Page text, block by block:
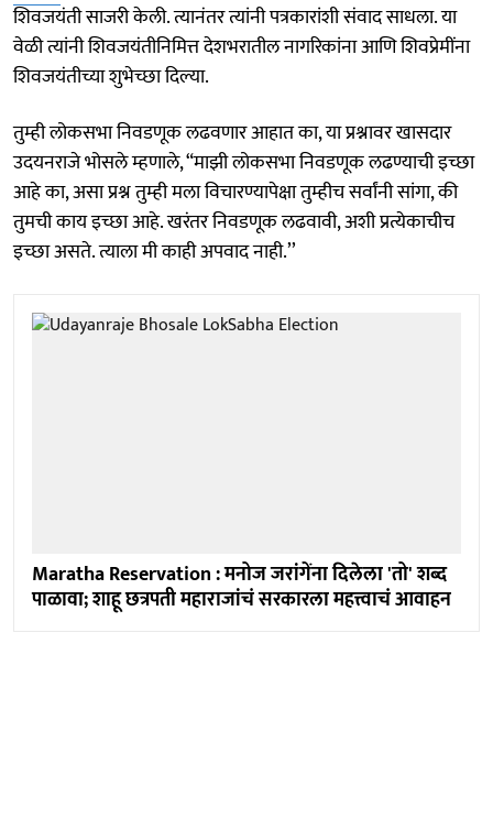
शिवजयंती साजरी केली. त्यानंतर त्यांनी पत्रकारांशी संवाद साधला. या
वेळी त्यांनी शिवजयंतीनिमित्त देशभरातील नागरिकांना आणि शिवप्रेमींना
शिवजयंतीच्या शुभेच्छा दिल्या.
तुम्ही लोकसभा निवडणूक लढवणार आहात का, या प्रश्नावर खासदार
उदयनराजे भोसले म्हणाले, “माझी लोकसभा निवडणूक लढण्याची इच्छा
आहे का, असा प्रश्न तुम्ही मला विचारण्यापेक्षा तुम्हीच सर्वांनी सांगा, की
तुमची काय इच्छा आहे. खरंतर निवडणूक लढवावी, अशी प्रत्येकाचीच
इच्छा असते. त्याला मी काही अपवाद नाही.’’
Maratha Reservation : मनोज जरांगेंना दिलेला 'तो' शब्द
पाळावा; शाहू छत्रपती महाराजांचं सरकारला महत्त्वाचं आवाहन